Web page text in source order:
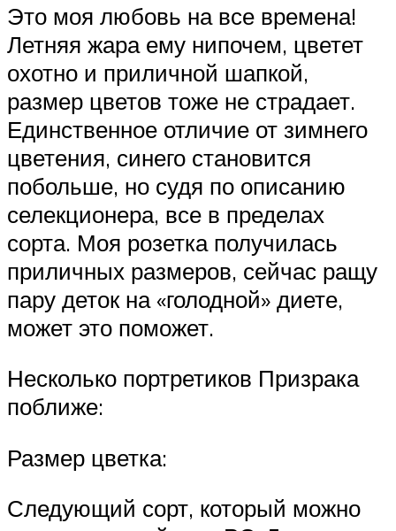
Это моя любовь на все времена!
Летняя жара ему нипочем, цветет
охотно и приличной шапкой,
размер цветов тоже не страдает.
Единственное отличие от зимнего
цветения, синего становится
побольше, но судя по описанию
селекционера, все в пределах
сорта. Моя розетка получилась
приличных размеров, сейчас ращу
пару деток на «голодной» диете,
может это поможет.
Несколько портретиков Призрака
поближе:
Размер цветка:
Следующий сорт, который можно